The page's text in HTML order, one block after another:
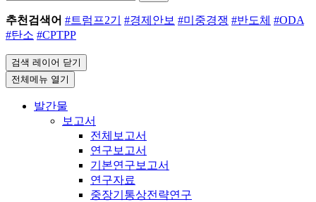
추천검색어 #트럼프2기 #경제안보 #미중경쟁 #반도체 #ODA
#탄소 #CPTPP
검색 레이어 닫기
전체메뉴 열기
발간물
보고서
전체보고서
연구보고서
기본연구보고서
연구자료
중장기통상전략연구